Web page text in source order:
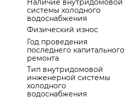
Наличие внутридомовой
системы холодного
водоснабжения
Физический износ
Год проведения
последнего капитального
ремонта
Тип внутридомовой
инженерной системы
холодного
водоснабжения